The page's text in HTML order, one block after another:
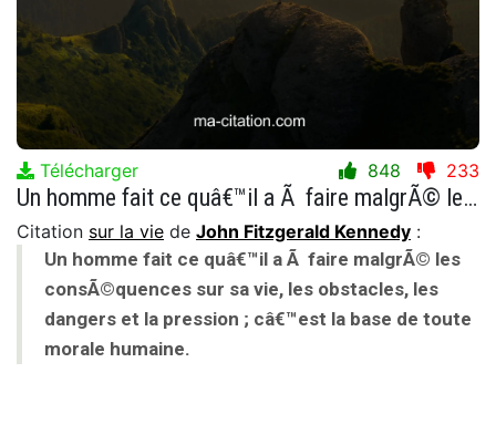
Télécharger 848 233
Un homme fait ce quâ€™il a Ã faire malgrÃ© les consÃ©quences sur sa vie, les obstacles, les dangers et la pression ; câ€™est la base de toute morale humaine.
Citation sur la vie de John Fitzgerald Kennedy :
Un homme fait ce quâ€™il a Ã faire malgrÃ© les
consÃ©quences sur sa vie, les obstacles, les
dangers et la pression ; câ€™est la base de toute
morale humaine.